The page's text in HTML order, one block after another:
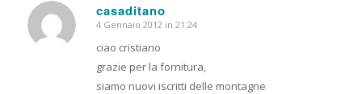
casaditano
dice:
4 Gennaio 2012 in 21:24
ciao cristiano
grazie per la fornitura,
siamo nuovi iscritti delle montagne